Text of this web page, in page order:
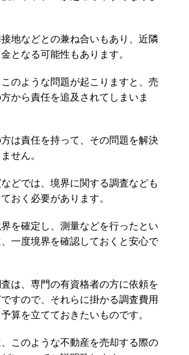
地などとの兼ね合いもあり、近隣
となる可能性もあります。
のような問題が起こりますと、売
から責任を追及されてしまいま
は責任を持って、その問題を解決
せん。
どでは、境界に関する調査なども
おく必要があります。
を確定し、測量などを行ったとい
一度境界を確認しておくと安心で
は、専門の有資格者の方に依頼を
すので、それらに掛かる調査費用
算を立てておきたいものです。
このような不動産を売却する際の